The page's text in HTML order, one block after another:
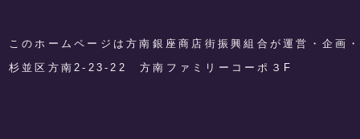
このホームページは方南銀座商店街振興組合が運営・企画
​杉並区方南2-23-22 方南ファミリーコーポ３F